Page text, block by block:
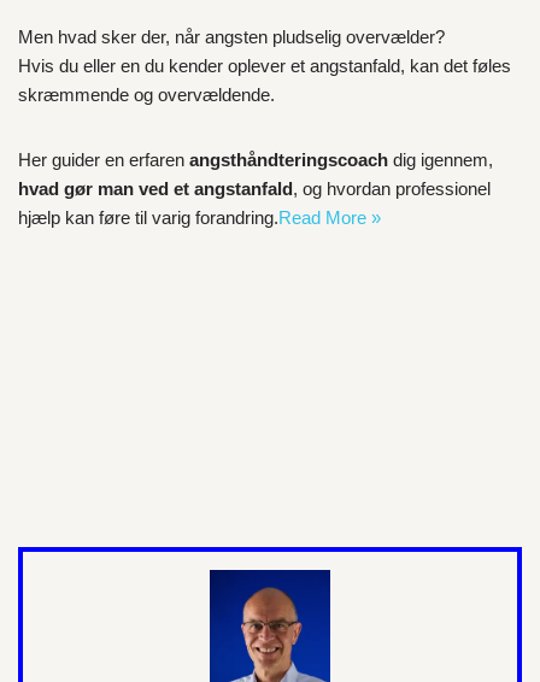
Men hvad sker der, når angsten pludselig overvælder?
Hvis du eller en du kender oplever et angstanfald, kan det føles
skræmmende og overvældende.
Her guider en erfaren angsthåndteringscoach dig igennem,
hvad gør man ved et angstanfald, og hvordan professionel
hjælp kan føre til varig forandring.Read More »